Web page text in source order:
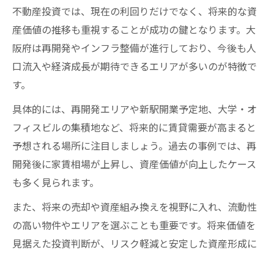
方
収益計画とリスク分散による長期安定運用
術
不動産投資で資産増加を実感するための工
不動産投資では、現在の利回りだけでなく、将来的な資
産価値の推移も重視することが成功の鍵となります。大
阪府は再開発やインフラ整備が進行しており、今後も人
口流入や経済成長が期待できるエリアが多いのが特徴で
す。
具体的には、再開発エリアや新駅開業予定地、大学・オ
フィスビルの集積地など、将来的に賃貸需要が高まると
予想される場所に注目しましょう。過去の事例では、再
開発後に家賃相場が上昇し、資産価値が向上したケース
も多く見られます。
また、将来の売却や資産組み換えを視野に入れ、流動性
の高い物件やエリアを選ぶことも重要です。将来価値を
見据えた投資判断が、リスク軽減と安定した資産形成に